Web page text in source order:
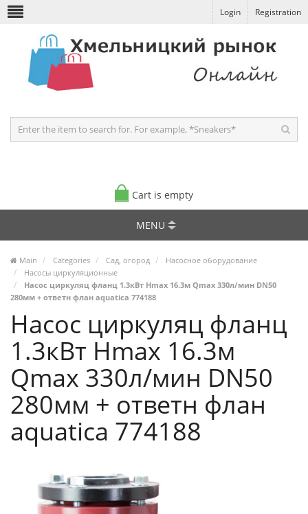
Login Registration
Cart is empty
MENU
Main Categories Сад, огород
Насосное оборудование
Насосы циркуляционные
Насос циркуляц фланц 1.3кВт Hmax 16.3м Qmax 330л/мин DN50
280мм + ответн флан aquatica 774188
Насос циркуляц фланц
1.3кВт Hmax 16.3м
Qmax 330л/мин DN50
280мм + ответн флан
aquatica 774188